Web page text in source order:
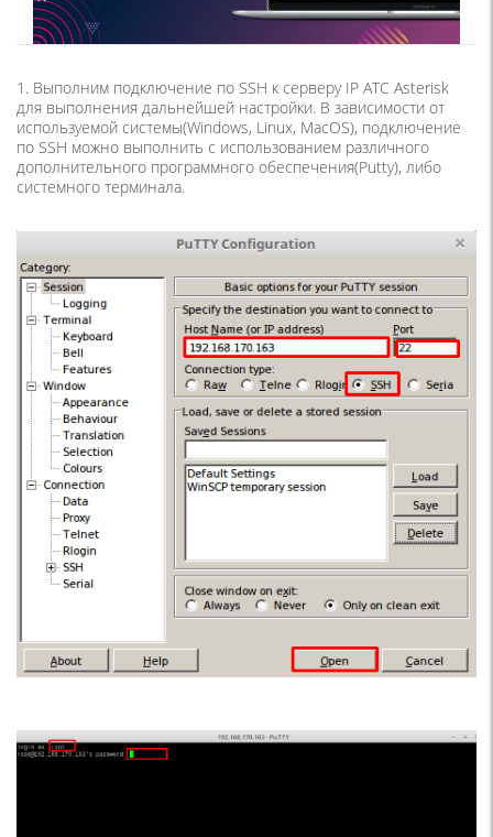
1. Выполним подключение по SSH к серверу IP АТС Asterisk
для выполнения дальнейшей настройки. В зависимости от
используемой системы(Windows, Linux, MacOS), подключение
по SSH можно выполнить с использованием различного
дополнительного программного обеспечения(Putty), либо
системного терминала.